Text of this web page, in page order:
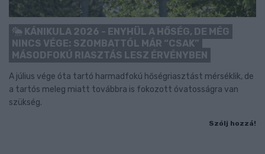
KÁNIKULA 2026 - ENYHÜL A HŐSÉG, DE MÉG
NINCS VÉGE: SZOMBATTÓL MÁR “CSAK”
MÁSODFOKÚ RIASZTÁS LESZ ÉRVÉNYBEN
A július vége óta tartó harmadfokú hőségriasztást mérséklik, de
a tartós meleg miatt továbbra is fokozott óvatosságra van
szükség.
Szólj hozzá!